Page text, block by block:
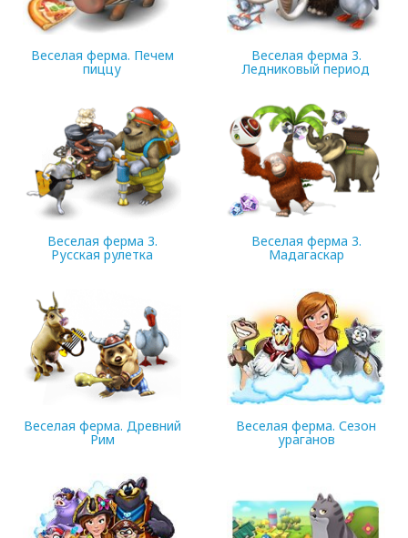
Веселая ферма. Печем
пиццу
Веселая ферма 3.
Ледниковый период
90.4 Mb
Веселая ферма 3.
Русская рулетка
Веселая ферма 3.
Мадагаскар
Веселая ферма. Древний
Рим
Веселая ферма. Сезон
ураганов